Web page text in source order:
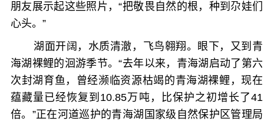
朋友展示起这些照片，“把敬畏自然的根，种到尕娃们
心头。”
湖面开阔，水质清澈，飞鸟翱翔。眼下，又到青
海湖裸鲤的洄游季节。“去年以来，青海湖启动了第六
次封湖育鱼，曾经濒临资源枯竭的青海湖裸鲤，现在
蕴藏量已经恢复到10.85万吨，比保护之初增长了41
倍。”正在河道巡护的青海湖国家级自然保护区管理局